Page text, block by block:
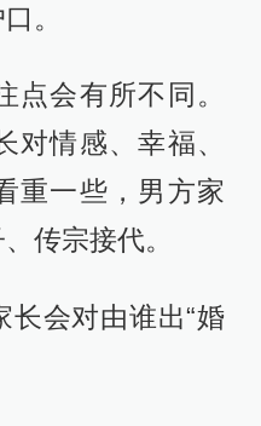
。
点会有所不同。
对情感、幸福、
重一些，男方家
传宗接代。
长会对由谁出“婚